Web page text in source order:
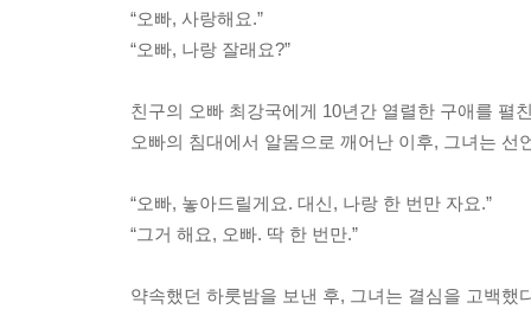
“오빠, 사랑해요.”
“오빠, 나랑 잘래요?”
친구의 오빠 최강국에게 10년간 열렬한 구애를 펼
오빠의 침대에서 알몸으로 깨어난 이후, 그녀는 선
“오빠, 놓아드릴게요. 대신, 나랑 한 번만 자요.”
“그거 해요, 오빠. 딱 한 번만.”
약속했던 하룻밤을 보낸 후, 그녀는 결심을 고백했